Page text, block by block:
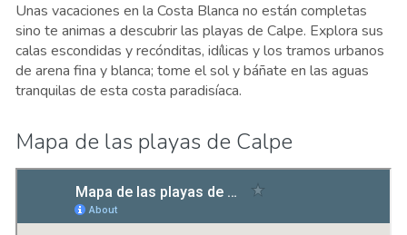
Unas vacaciones en la Costa Blanca no están completas
sino te animas a descubrir las playas de Calpe. Explora sus
calas escondidas y recónditas, idílicas y los tramos urbanos
de arena fina y blanca; tome el sol y báñate en las aguas
tranquilas de esta costa paradisíaca.
Mapa de las playas de Calpe